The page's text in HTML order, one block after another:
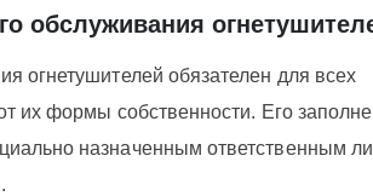
обслуживания
огнетушителей обязателен для всех
их формы собственности. Его
назначенным ответственным